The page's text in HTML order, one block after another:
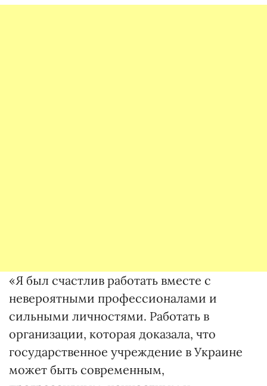
«Я был счастлив работать вместе с
невероятными профессионалами и
сильными личностями. Работать в
организации, которая доказала, что
государственное учреждение в Украине
может быть современным,